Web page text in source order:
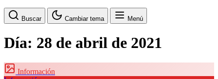
Buscar Cambiar tema Menú
Día: 28 de abril de 2021
Información